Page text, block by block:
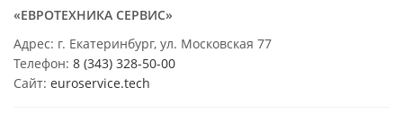
«ЕВРОТЕХНИКА СЕРВИС»
Адрес: г. Екатеринбург, ул. Московская 77
Телефон: 8 (343) 328-50-00
Сайт: euroservice.tech